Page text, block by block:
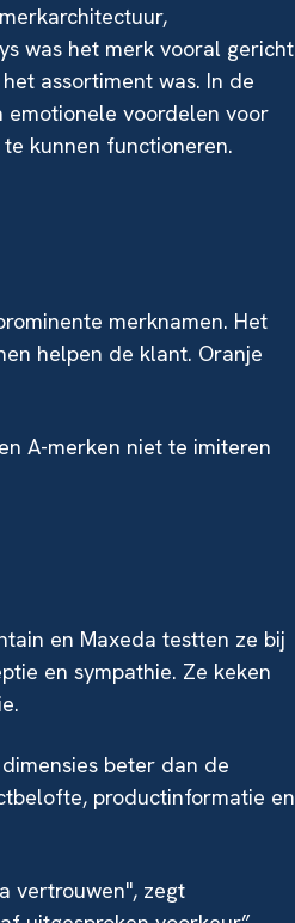
was het merk vooral gericht
assortiment was. In de
voordelen voor
kunnen functioneren.
merknamen. Het
helpen de klant. Oranje
A-merken niet te imiteren
en Maxeda testten ze bij
en sympathie. Ze keken
beter dan de
productinformatie en
vertrouwen", zegt